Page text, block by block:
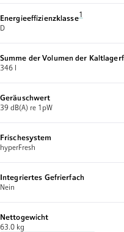
EnergieeffizienzklasseFußnote 1:
1
D
Summe der Volumen der
346 l
Geräuschwert
39 dB(A) re 1pW
Frischesystem
hyperFresh
Integriertes Gefrierfach
Nein
Nettogewicht
63.0 kg